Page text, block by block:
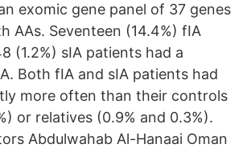
exomic gene panel of 37 genes
AAs. Seventeen (14.4%) fIA
(1.2%) sIA patients had a
Both fIA and sIA patients had
more often than their controls
or relatives (0.9% and 0.3%).
Abdulwahab Al-Hanaai Oman